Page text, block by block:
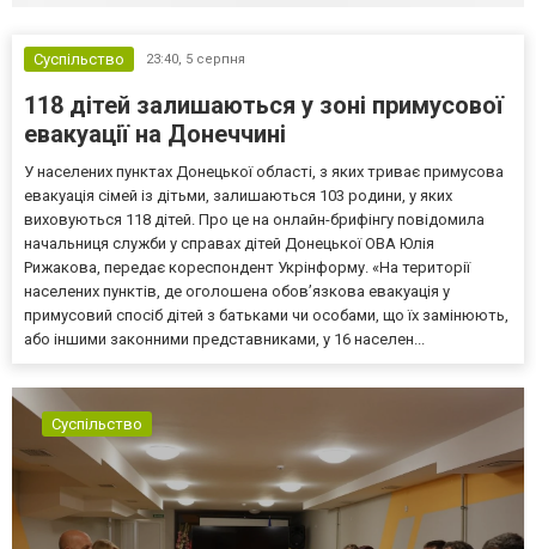
Суспільство 23:40, 5 серпня
118 дітей залишаються у зоні примусової
евакуації на Донеччині
У населених пунктах Донецької області, з яких триває примусова
евакуація сімей із дітьми, залишаються 103 родини, у яких
виховуються 118 дітей. Про це на онлайн-брифінгу повідомила
начальниця служби у справах дітей Донецької ОВА Юлія
Рижакова, передає кореспондент Укрінформу. «На території
населених пунктів, де оголошена обов’язкова евакуація у
примусовий спосіб дітей з батьками чи особами, що їх замінюють,
або іншими законними представниками, у 16 населен...
Суспільство